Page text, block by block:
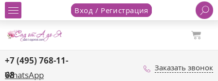
Вход / Регистрация
+7 (495) 768-11-
68
WhatsApp
Заказать звонок